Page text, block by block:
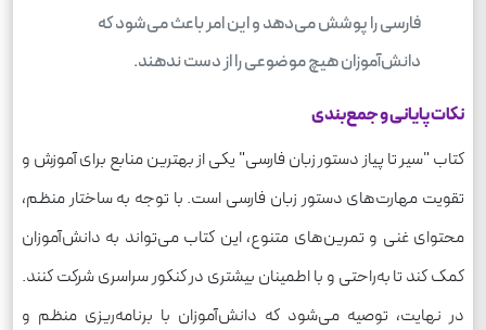
فارسی را پوشش می‌دهد و این امر باعث می‌شود که
دانش‌آموزان هیچ موضوعی را از دست ندهند.
نکات پایانی و جمع‌بندی
کتاب "سیر تا پیاز دستور زبان فارسی" یکی از بهترین منابع برای آموزش و
تقویت مهارت‌های دستور زبان فارسی است. با توجه به ساختار منظم،
محتوای غنی و تمرین‌های متنوع، این کتاب می‌تواند به دانش‌آموزان
کمک کند تا به‌راحتی و با اطمینان بیشتری در کنکور سراسری شرکت کنند.
در نهایت، توصیه می‌شود که دانش‌آموزان با برنامه‌ریزی منظم و